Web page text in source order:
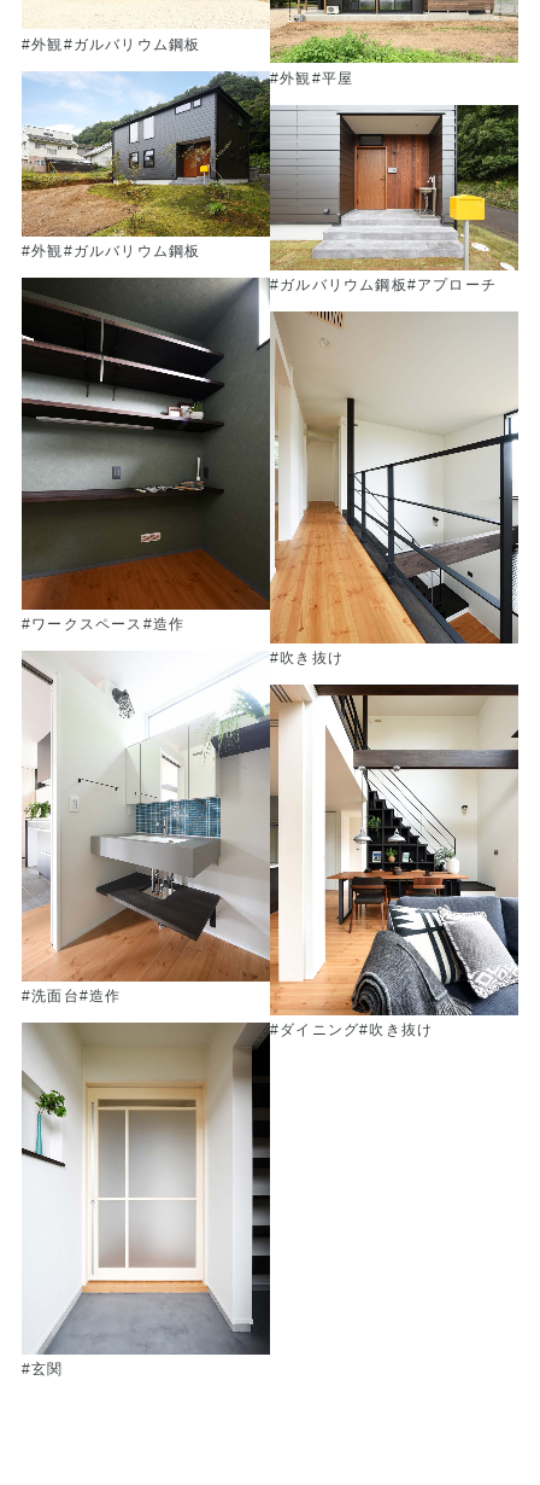
#外観 #ガルバリウム鋼板
#外観 #平屋
#外観#ガルバリウム鋼板
#ガルバリウム鋼板#アプローチ
#ワークスペース #造作
#吹き抜け
#洗面台#造作
#ダイニング#吹き抜け
#玄関